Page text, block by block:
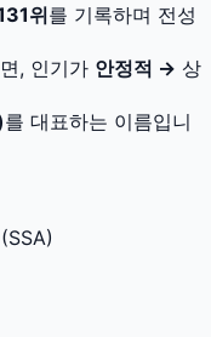
위를 기록하며 전성
, 인기가 안정적 → 상
를 대표하는 이름입니